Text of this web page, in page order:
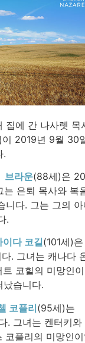
집에 간 나사렛 목
이 2019년 9월 30
.
브라운(88세)은
는 은퇴 목사와 복
니다. 그는 그의
.
이다 코길(101세)은
. 그녀는 캐나다
코힐의 미망인
났습니다.
코플리(95세)는
. 그녀는 켄터키와
코플리의 미망인